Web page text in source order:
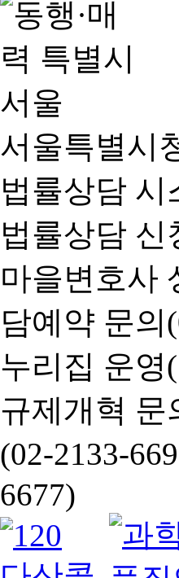
서울특별시
법률상담 시
법률상담 신
마을변호사
담예약 문의
누리집 운영
규제개혁 문
(02-2133-
6677)